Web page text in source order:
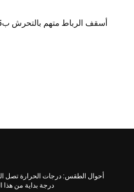
أسقف الرباط متهم بالتحرش ب5 نساء
درجة بداية من هذا